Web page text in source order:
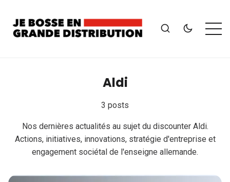
Aldi
3 posts
Nos dernières actualités au sujet du discounter Aldi.
Actions, initiatives, innovations, stratégie d'entreprise et
engagement sociétal de l'enseigne allemande.